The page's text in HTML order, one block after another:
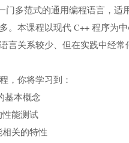
门多范式的通用编程语言，
。本课程以现代 C++ 程序为
言关系较少、但在实践中经常
，你将学习到：
基本概念
性能测试
相关的特性